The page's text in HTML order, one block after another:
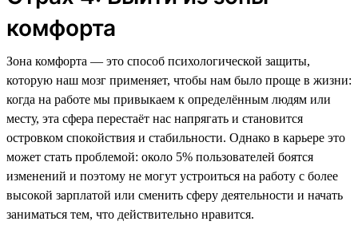
комфорта
Зона комфорта — это способ психологической защиты,
которую наш мозг применяет, чтобы нам было проще в жизни:
когда на работе мы привыкаем к определённым людям или
месту, эта сфера перестаёт нас напрягать и становится
островком спокойствия и стабильности. Однако в карьере это
может стать проблемой: около 5% пользователей боятся
изменений и поэтому не могут устроиться на работу с более
высокой зарплатой или сменить сферу деятельности и начать
заниматься тем, что действительно нравится.